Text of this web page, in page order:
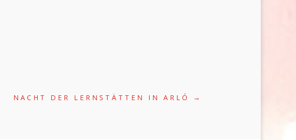
NACHT DER LERNSTÄTTEN IN ARLÓ →